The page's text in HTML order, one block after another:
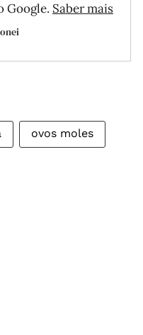
Google. Saber mais
ovos moles